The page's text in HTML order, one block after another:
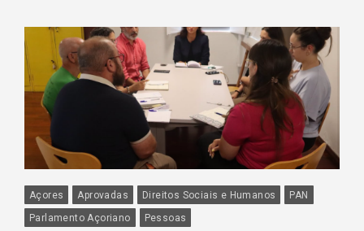
Açores Aprovadas Direitos Sociais e Humanos
PAN
Parlamento Açoriano
Pessoas